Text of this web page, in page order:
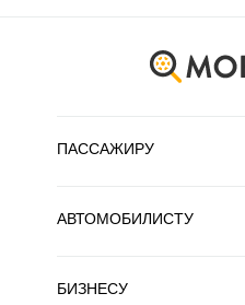
ПАССАЖИРУ
АВТОМОБИЛИСТУ
БИЗНЕСУ